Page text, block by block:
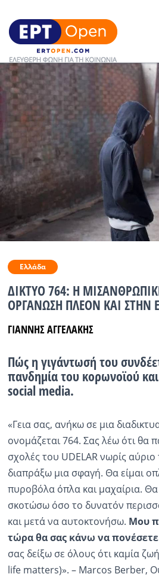
Ειδήσεις
Ελλάδα
Κοινωνία
Πολιτική
Οικονομία
Αθλητικά
Ραδιόφωνο LIVE
Εκπομπές
Πολιτισμός
Ελλάδα
ΔΙΚΤΥΟ 764: Η
ΟΡΓΑΝΩΣΗ ΠΛΕΟΝ ΚΑΙ ΣΤΗΝ
ΓΙΑΝΝΗΣ ΑΓΓΕΛΑΚΗΣ
Πώς η γιγάντωσή του
πανδημία του κορωνοϊού
social media.
«Γεια σας, ανήκω σε μια
ονομάζεται 764. Σας λέω ότι θα
σχολές του UDELAR νωρίς αύριο
διαπράξω μια σφαγή. Θα είμαι
πυροβόλα όπλα και μαχαίρια.
σκοτώσω όσο το δυνατόν
και μετά να αυτοκτονήσω. Μου
τώρα θα σας κάνω να
σας δείξω σε όλους ότι καμία
life matters)». – Marcos Berber,